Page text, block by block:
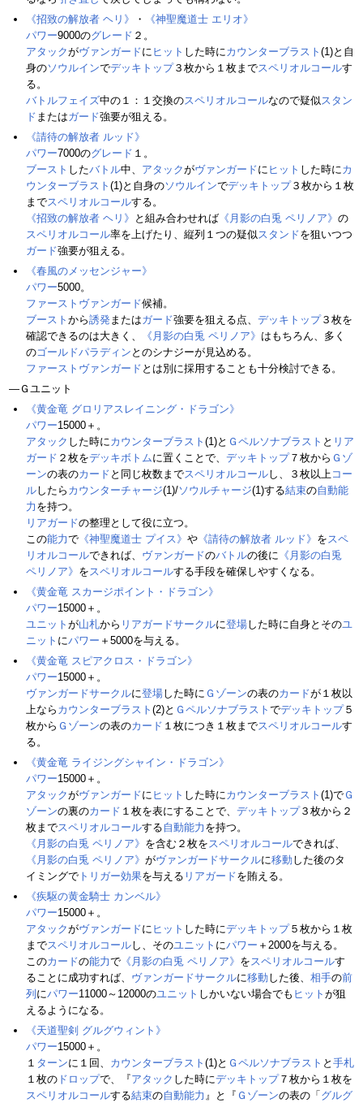
《招致の解放者 ヘリ》
・
《神聖魔道士 エリオ》
パワー9000のグレード ２。
アタックがヴァンガードに ヒット した時にカウンターブラスト (1)と自
身のソウルインでデッキトップ３枚から１枚までスペリオルコールす
る。
バトルフェイズ中の１：１交換のスペリオルコールなので疑似 スタン
ド またはガード強要が狙える。
《請待の解放者 ルッド》
パワー7000のグレード １。
ブースト したバトル中、 アタックがヴァンガードに ヒット した時にカ
ウンターブラスト (1)と自身のソウルインでデッキトップ３枚から１枚
までスペリオルコールする。
《招致の解放者 ヘリ》 と組み合わせれば 《月影の白兎 ペリノア》 の
スペリオルコール率を上げたり、縦列１つの疑似 スタンドを狙いつつ
ガード強要が狙える。
《春風のメッセンジャー》
パワー5000。
ファーストヴァンガード候補。
ブースト から誘発 またはガード強要を狙える点、 デッキトップ３枚を
確認できるのは大きく、
《月影の白兎 ペリノア》 はもちろん、多く
のゴールドパラディン とのシナジーが見込める。
ファーストヴァンガード とは別に採用することも十分検討できる。
―Ｇユニット
《黄金竜 グロリアスレイニング・ドラゴン》
パワー15000＋。
アタック した時にカウンターブラスト (1)と Ｇペルソナブラスト と リア
ガード ２枚をデッキボトムに置くことで、 デッキトップ７枚から Ｇゾ
ーンの表のカード と同じ枚数までスペリオルコールし、３枚以上 コー
ルしたら カウンターチャージ(1)/ソウルチャージ(1)する結束の自動能
力 を持つ。
リアガードの整理として役に立つ。
この能力で 《神聖魔道士 プイス》 や 《請待の解放者 ルッド》 を スペ
リオルコールできれば、 ヴァンガードのバトルの後に 《月影の白兎
ペリノア》 を スペリオルコールする手段を確保しやすくなる。
《黄金竜 スカージポイント・ドラゴン》
パワー15000＋。
ユニット が山札から リアガードサークルに登場した時に自身とそのユ
ニット にパワー ＋5000を与える。
《黄金竜 スピアクロス・ドラゴン》
パワー15000＋。
ヴァンガードサークルに登場した時に Ｇゾーンの表のカードが１枚以
上なら カウンターブラスト (2)と Ｇペルソナブラスト でデッキトップ５
枚から Ｇゾーンの表のカード １枚につき１枚までスペリオルコールす
る。
《黄金竜 ライジングシャイン・ドラゴン》
パワー15000＋。
アタックがヴァンガードに ヒット した時にカウンターブラスト (1)で Ｇ
ゾーンの裏のカード １枚を表にすることで、 デッキトップ３枚から２
枚までスペリオルコールする自動能力 を持つ。
《月影の白兎 ペリノア》 を含む２枚を スペリオルコールできれば、
《月影の白兎 ペリノア》 がヴァンガードサークルに移動 した後のタ
イミングで トリガー効果を与える リアガードを賄える。
《疾駆の黄金騎士 カンベル》
パワー15000＋。
アタックがヴァンガードに ヒット した時にデッキトップ５枚から１枚
までスペリオルコールし、そのユニット にパワー ＋2000を与える。
このカードの能力で 《月影の白兎 ペリノア》 を スペリオルコールす
ることに成功すれば、 ヴァンガードサークルに移動 した後、 相手の前
列 にパワー11000～12000のユニット しかいない場合でも ヒット が狙
えるようになる。
《天道聖剣 グルグウィント》
パワー15000＋。
１ ターンに１回、 カウンターブラスト (1)と Ｇペルソナブラスト と 手札
１枚の ドロップで、『アタック した時にデッキトップ７枚から１枚を
スペリオルコールする結束の自動能力 』と『 Ｇゾーンの表の「 グルグ